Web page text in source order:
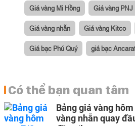
Giá vàng Mi Hồng Giá vàng PNJ
Giá vàng nhẫn Giá vàng Kitco
Giá bạc Phú Quý giá bạc
Có thể bạn quan tâm
Bảng giá vàng
vàng nhẫn quay